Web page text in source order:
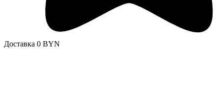
Доставка 0 BYN